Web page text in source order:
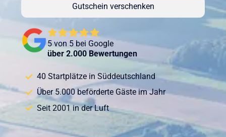
Gutschein verschenken
5 von 5 bei Google
über 2.000 Bewertungen
40 Startplätze in Süddeutschland
Über 5.000 beförderte Gäste im Jahr
Seit 2001 in der Luft